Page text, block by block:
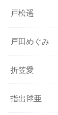
戸松遥
戸田めぐみ
折笠愛
指出毬亜